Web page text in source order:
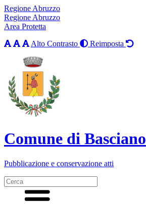
Regione Abruzzo
Regione Abruzzo
Area Protetta
Alto Contrasto
Reimposta
Comune di Basciano
Pubblicazione e conservazione atti